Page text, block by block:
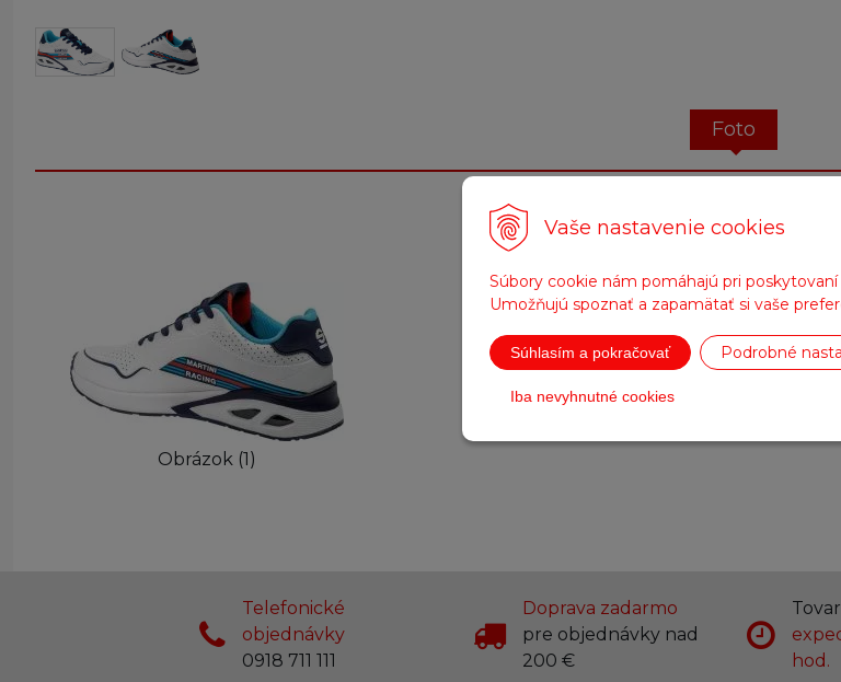
Vaše nastavenie cookies
Súbory cookie nám pomáhajú pri poskytovaní
Umožňujú spoznať a zapamätať si vaše
Súhlasím a pokračovať Podrobné
Iba nevyhnutné cookies
Foto
Fotogaléria
Obrázok (1)
Telefonické
objednávky
0918 711 111
Doprava zadarmo
pre objednávky nad
200 €
hod.